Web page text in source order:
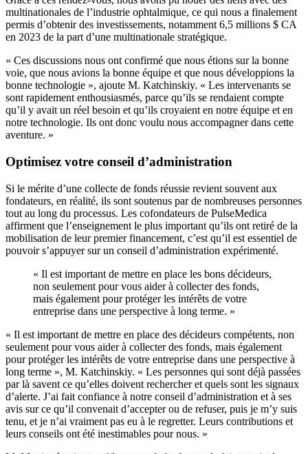
multinationales de l’industrie ophtalmique, ce qui nous a finalement
permis d’obtenir des investissements, notamment 6,5 millions $ CA
en 2023 de la part d’une multinationale stratégique.
« Ces discussions nous ont confirmé que nous étions sur la bonne
voie, que nous avions la bonne équipe et que nous développions la
bonne technologie », ajoute M. Katchinskiy. « Les intervenants se
sont rapidement enthousiasmés, parce qu’ils se rendaient compte
qu’il y avait un réel besoin et qu’ils croyaient en notre équipe et en
notre technologie. Ils ont donc voulu nous accompagner dans cette
aventure. »
Optimisez votre conseil d’administration
Si le mérite d’une collecte de fonds réussie revient souvent aux
fondateurs, en réalité, ils sont soutenus par de nombreuses personnes
tout au long du processus. Les cofondateurs de PulseMedica
affirment que l’enseignement le plus important qu’ils ont retiré de la
mobilisation de leur premier financement, c’est qu’il est essentiel de
pouvoir s’appuyer sur un conseil d’administration expérimenté.
« Il est important de mettre en place les bons décideurs,
non seulement pour vous aider à collecter des fonds,
mais également pour protéger les intérêts de votre
entreprise dans une perspective à long terme. »
« Il est important de mettre en place des décideurs compétents, non
seulement pour vous aider à collecter des fonds, mais également
pour protéger les intérêts de votre entreprise dans une perspective à
long terme », M. Katchinskiy. « Les personnes qui sont déjà passées
par là savent ce qu’elles doivent rechercher et quels sont les signaux
d’alerte. J’ai fait confiance à notre conseil d’administration et à ses
avis sur ce qu’il convenait d’accepter ou de refuser, puis je m’y suis
tenu, et je n’ai vraiment pas eu à le regretter. Leurs contributions et
leurs conseils ont été inestimables pour nous. »